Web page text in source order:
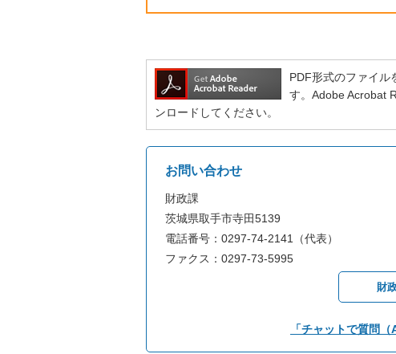
PDF形式のファイル
す。Adobe Acrobat
ンロードしてください。
お問い合わせ
財政課
茨城県取手市寺田5139
電話番号：0297-74-2141（代表）
ファクス：0297-73-5995
財
「チャットで質問（